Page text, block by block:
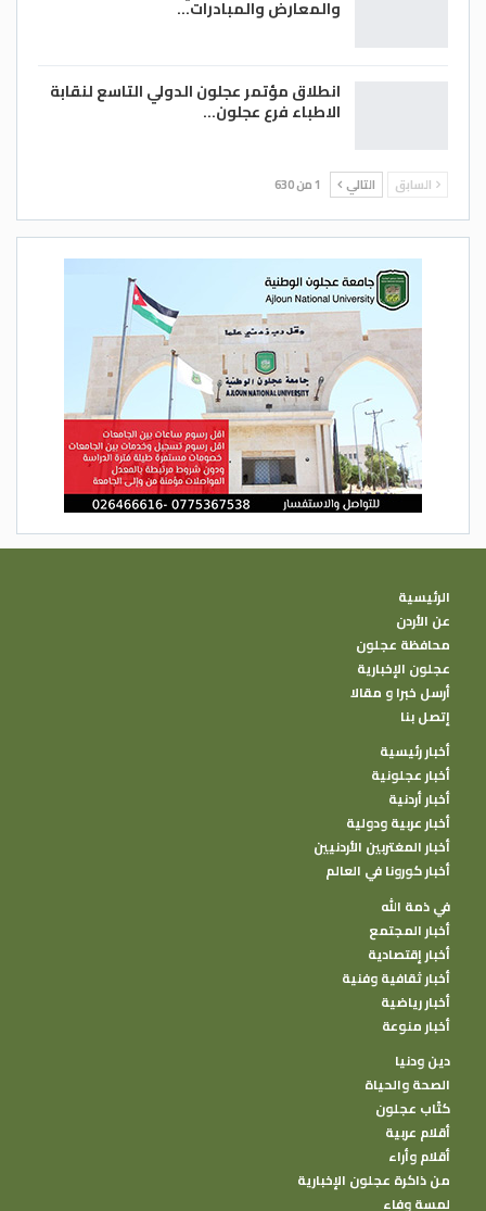
والمعارض والمبادرات…
انطلاق مؤتمر عجلون الدولي التاسع لنقابة
الاطباء فرع عجلون…
السابق التالي 1 من 630
الرئيسية
عن الأردن
محافظة عجلون
عجلون الإخبارية
أرسل خبرا و مقالا
إتصل بنا
أخبار رئيسية
أخبار عجلونية
أخبار أردنية
أخبار عربية ودولية
أخبار المغتربين الأردنيين
أخبار كورونا في العالم
في ذمة الله
أخبار المجتمع
أخبار إقتصادية
أخبار ثقافية وفنية
أخبار رياضية
أخبار منوعة
دين ودنيا
الصحة والحياة
كتًاب عجلون
أقلام عربية
أقلام وأراء
من ذاكرة عجلون الإخبارية
لمسة وفاء